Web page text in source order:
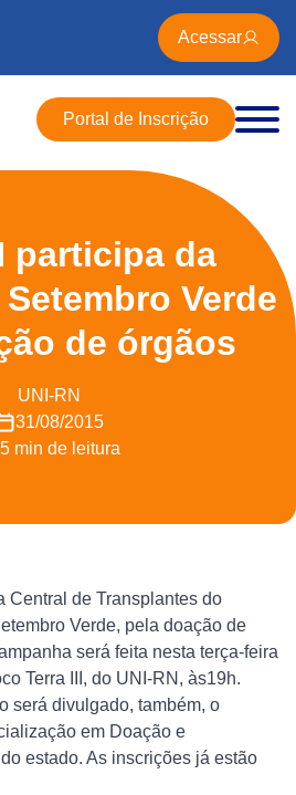
Acessar
Portal de Inscrição
participa da
Verde
de órgãos
UNI-RN
31/08/2015
5 min de leitura
Central de Transplantes do
Verde, pela doação de
será feita nesta terça-feira
Terra III, do UNI-RN, às19h.
será divulgado, também, o
em Doação e
estado. As inscrições já estão